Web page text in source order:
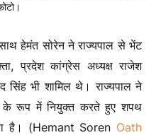
हेमंत सोरेन ने राज्यपाल से भेंट
प्रदेश कांग्रेस अध्यक्ष राजेश
सिंह भी शामिल थे। राज्यपाल ने
के रूप में नियुक्त करते हुए शपथ
है। (Hemant Soren Oath